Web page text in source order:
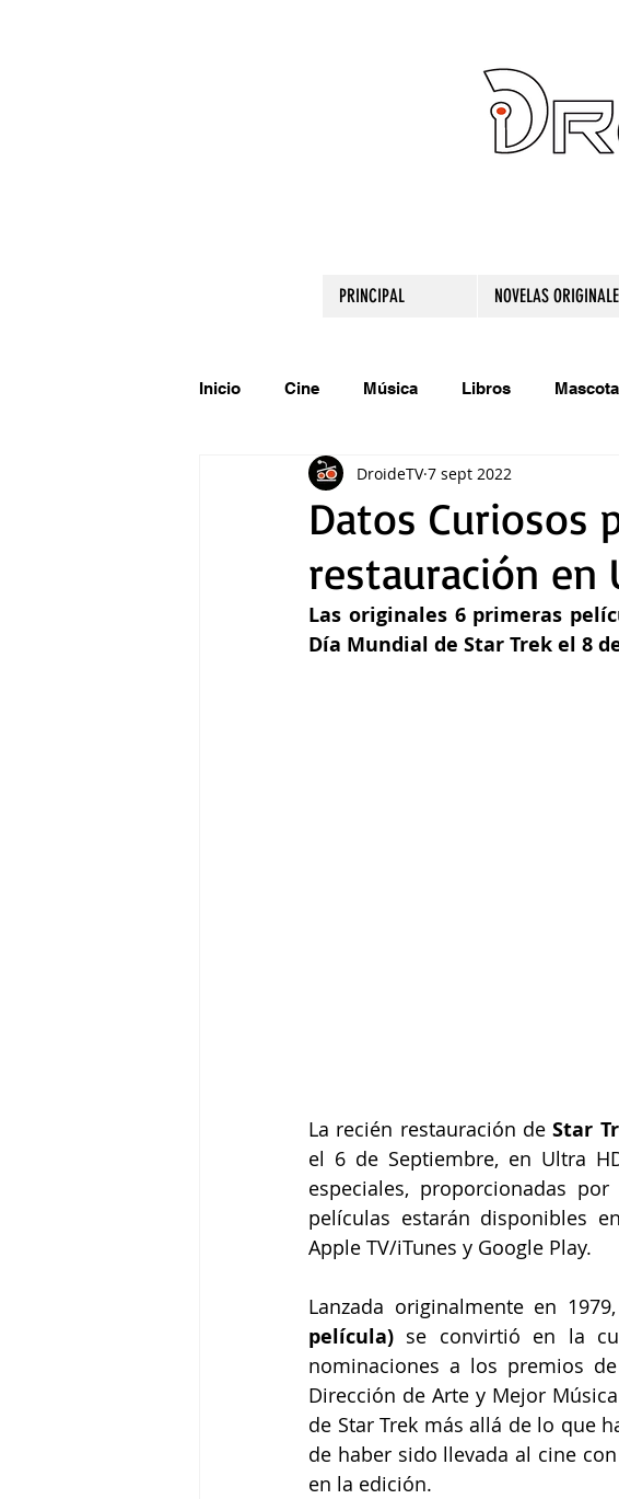
PRINCIPAL NOVELAS
Inicio Cine Música Libros
Comparte tu talento Relatos originales
Gastronomía Tecnología
Datos Curiosos
restauración en
DroideTV 7 sept 2022
Las originales 6 primeras
Día Mundial de Star Trek el 8
La recién restauración de Star
el 6 de Septiembre, en Ultra
especiales, proporcionadas
películas estarán disponibles
Apple TV/iTunes y Google Play.
Lanzada originalmente en 1979,
película) se convirtió en la
nominaciones a los premios
Dirección de Arte y Mejor
de Star Trek más allá de lo que
de haber sido llevada al cine
en la edición.